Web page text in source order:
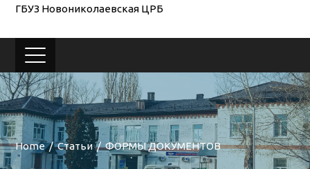
ГБУЗ Новониколаевская ЦРБ
Home Статьи ФОРМЫ ДОКУМЕНТОВ